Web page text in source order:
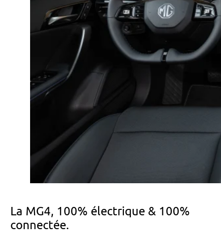
La MG4, 100% électrique & 100%
connectée.